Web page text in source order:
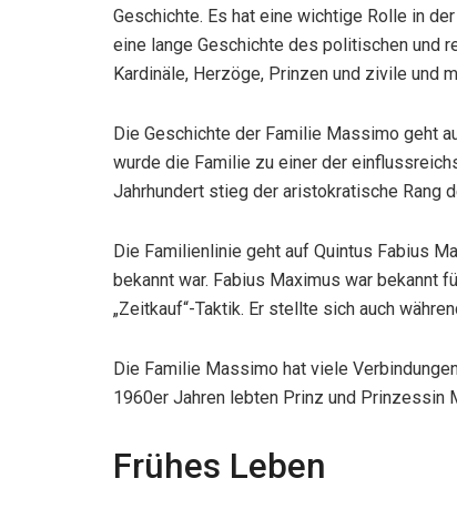
Geschichte. Es hat eine wichtige Rolle in
eine lange Geschichte des politischen und
Kardinäle, Herzöge, Prinzen und zivile und
Die Geschichte der Familie Massimo geht
wurde die Familie zu einer der
Jahrhundert stieg der aristokratische Rang
Die Familienlinie geht auf Quintus Fabius
bekannt war. Fabius Maximus war bekannt
„Zeitkauf“-Taktik. Er stellte sich auch
Die Familie Massimo hat viele
1960er Jahren lebten Prinz und Prinzessin
Frühes Leben